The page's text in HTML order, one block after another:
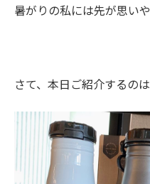
暑がりの私には先が思い
さて、本日ご紹介するの